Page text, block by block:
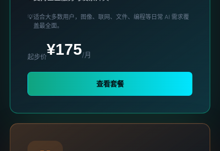
💡适合大多数用户，图像、联网、文件、编程等日常 AI 需求覆
盖最全面。
起步价¥175/月
查看套餐